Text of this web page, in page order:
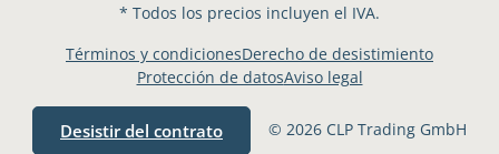
* Todos los precios incluyen el IVA.
Desistir del contrato © 2026 CLP Trading GmbH
Términos y condicionesDerecho de desistimiento
Protección de datosAviso legal